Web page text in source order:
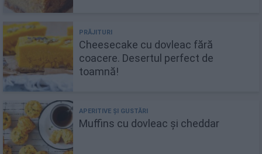
Cheesecake cu dovleac fără
coacere. Desertul perfect de
toamnă!
Muffins cu dovleac și cheddar